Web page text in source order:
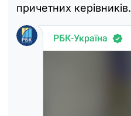
причетних керівників.